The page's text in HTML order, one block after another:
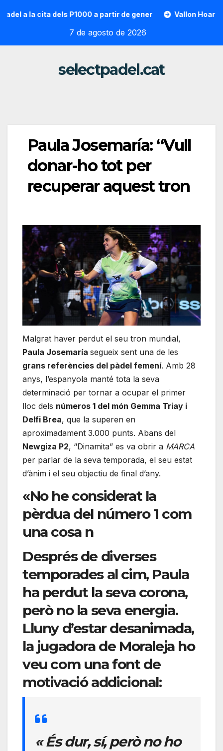
cita dels P1000 a partir de gener Vallon Hoarau /
7 de agosto de 2026
selectpadel.cat
Paula Josemaría: “Vull
donar-ho tot per
recuperar aquest tron ​​
Malgrat haver perdut el seu tron mundial,
Paula Josemaría segueix sent una de les
grans referències del pàdel femení. Amb 28
anys, l’espanyola manté tota la seva
determinació per tornar a ocupar el primer
lloc dels números 1 del món Gemma Triay i
Delfi Brea, que la superen en
aproximadament 3.000 punts. Abans del
Newgiza P2, “Dinamita” es va obrir a MARCA
per parlar de la seva temporada, el seu estat
d’ànim i el seu objectiu de final d’any.
«No he considerat la
pèrdua del número 1 com
una cosa n
Després de diverses
temporades al cim, Paula
ha perdut la seva corona,
però no la seva energia.
Lluny d’estar desanimada,
la jugadora de Moraleja ho
veu com unafont de
motivació addicional:
« És dur, sí, però no ho